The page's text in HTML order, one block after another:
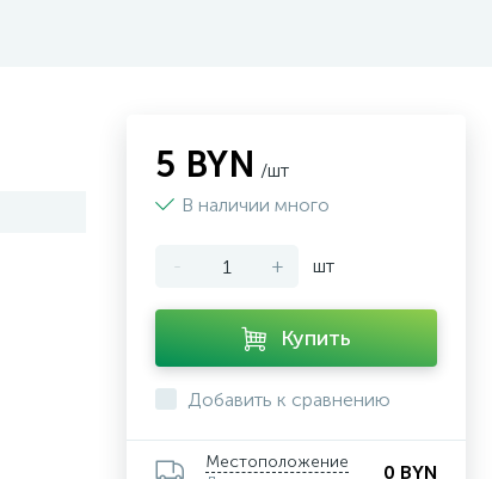
5 BYN /шт
В наличии много
- + шт
Купить
Добавить к сравнению
Местоположение
0 BYN